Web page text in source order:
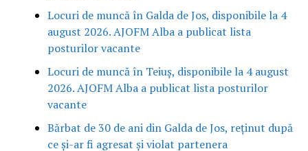
Locuri de muncă în Galda de Jos, disponibile la 4
august 2026. AJOFM Alba a publicat lista
posturilor vacante
Locuri de muncă în Teiuș, disponibile la 4 august
2026. AJOFM Alba a publicat lista posturilor
vacante
Bărbat de 30 de ani din Galda de Jos, reținut după
ce și-ar fi agresat și violat partenera